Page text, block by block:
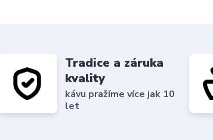
Tradice a záruka
kvality
kávu pražíme více jak 10
let